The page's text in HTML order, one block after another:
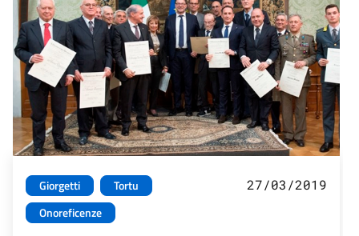
Giorgetti
Tortu
Onoreficenze
27/03/2019